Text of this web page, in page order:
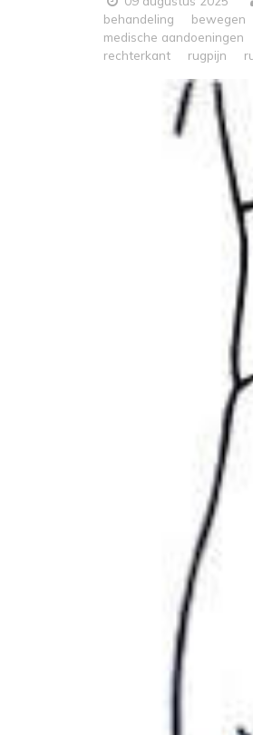
behandeling
bewegen
medische aandoeningen
rechterkant
rugpijn